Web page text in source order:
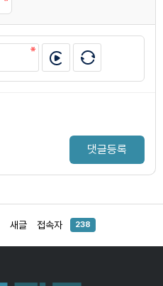
댓글등록
새글 접속자 238